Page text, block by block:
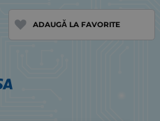
ADAUGĂ LA FAVORITE